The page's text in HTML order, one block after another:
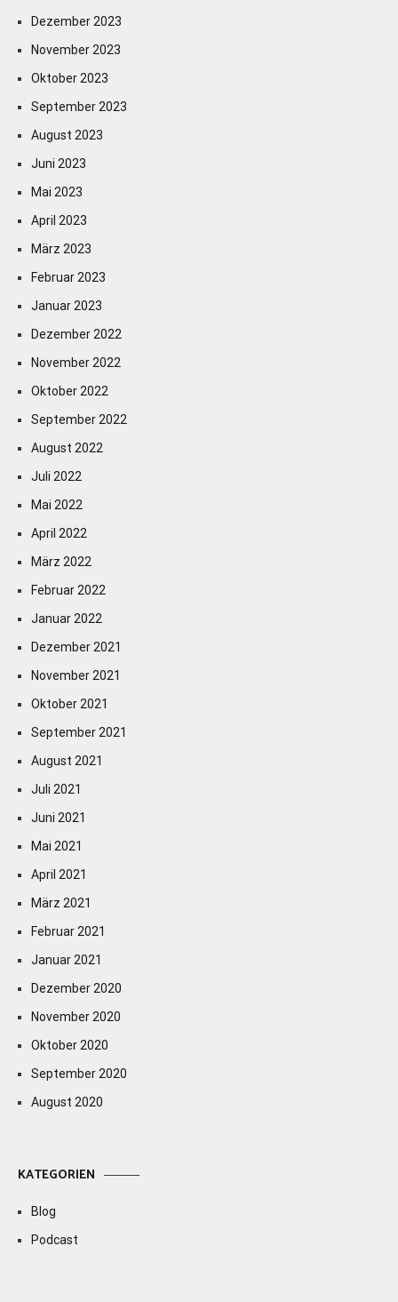
Dezember 2023
November 2023
Oktober 2023
September 2023
August 2023
Juni 2023
Mai 2023
April 2023
März 2023
Februar 2023
Januar 2023
Dezember 2022
November 2022
Oktober 2022
September 2022
August 2022
Juli 2022
Mai 2022
April 2022
März 2022
Februar 2022
Januar 2022
Dezember 2021
November 2021
Oktober 2021
September 2021
August 2021
Juli 2021
Juni 2021
Mai 2021
April 2021
März 2021
Februar 2021
Januar 2021
Dezember 2020
November 2020
Oktober 2020
September 2020
August 2020
KATEGORIEN
Blog
Podcast